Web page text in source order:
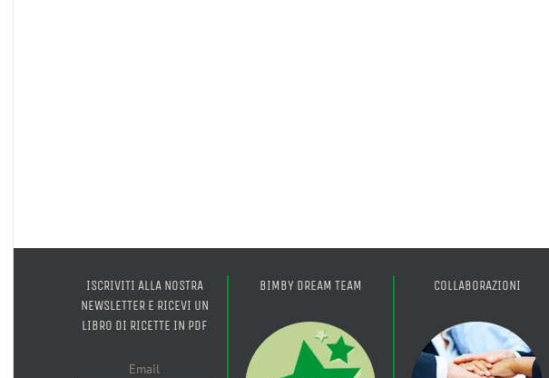
ISCRIVITI ALLA NOSTRA
NEWSLETTER E RICEVI UN
LIBRO DI RICETTE IN PDF
Email
BIMBY DREAM TEAM COLLABORAZIONI